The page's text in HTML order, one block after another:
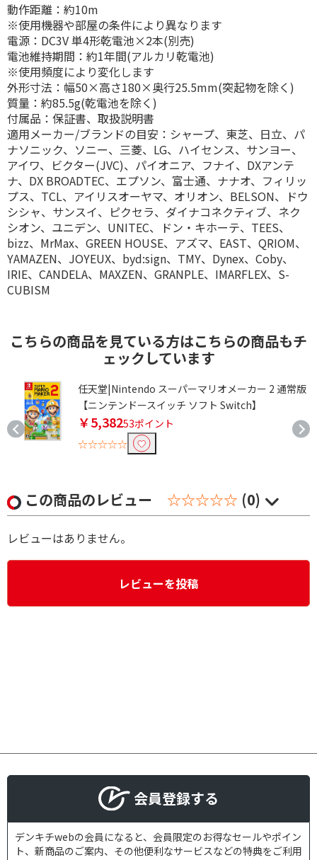
動作距離：約10m
※使用機器や部屋の条件により異なります
電源：DC3V 単4形乾電池×2本(別売)
電池維持期間：約1年間(アルカリ乾電池)
※使用頻度により変化します
外形寸法：幅50×高さ180×奥行25.5mm(突起物を除く)
質量：約85.5g(乾電池を除く)
付属品：保証書、取扱説明書
適用メーカー/ブランドの目安：シャープ、東芝、日立、パ
ナソニック、ソニー、三菱、LG、ハイセンス、サンヨー、
アイワ、ビクター(JVC)、パイオニア、フナイ、DXアンテ
ナ、DX BROADTEC、エプソン、富士通、ナナオ、フィリッ
プス、TCL、アイリスオーヤマ、オリオン、BELSON、ドウ
シシャ、サンスイ、ピクセラ、ダイナコネクティブ、ネク
シオン、ユニデン、UNITEC、ドン・キホーテ、TEES、
bizz、MrMax、GREEN HOUSE、アズマ、EAST、QRIOM、
YAMAZEN、JOYEUX、byd:sign、TMY、Dynex、Coby、
IRIE、CANDELA、MAXZEN、GRANPLE、IMARFLEX、S-
CUBISM
こちらの商品を見ている方はこちらの商品もチ
ェックしています
任天堂|Nintendo スーパーマリオメーカー 2 通常版
【ニンテンドースイッチ ソフト Switch】
￥5,38253ポイント
☆☆☆☆☆
この商品のレビュー ☆☆☆☆☆ (0)
レビューはありません。
レビューを投稿
会員登録する
デンキチwebの会員になると、会員限定のお得なセールやポイン
ト、新商品のご案内、その他便利なサービスなどの特典をご利用